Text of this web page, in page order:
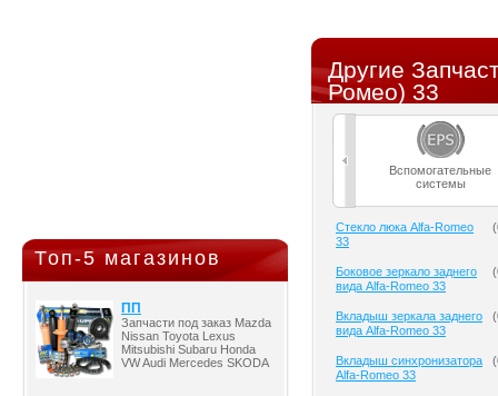
Топ-5 магазинов
ПП
Запчасти под заказ Mazda
Nissan Toyota Lexus
Mitsubishi Subaru Honda
VW Audi Mercedes SKODA
Другие
Ромео) 33
Вспомогательные
системы
Cтекло люка Alfa-Romeo
33
(
Боковое зеркало заднего
вида Alfa-Romeo 33
(
Вкладыш зеркала заднего
вида Alfa-Romeo 33
(
Вкладыш синхронизатора
Alfa-Romeo 33
(